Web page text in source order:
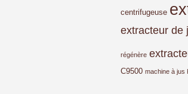
centrifugeuse
extracteur de
régénère
C9500 machine à jus